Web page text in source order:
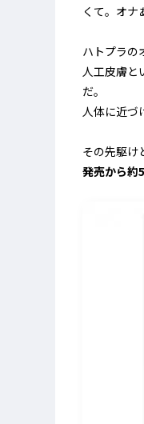
くて。オナ
ハトプラの
人工皮膚と
だ。
人体に近づ
その先駆け
発売から約5